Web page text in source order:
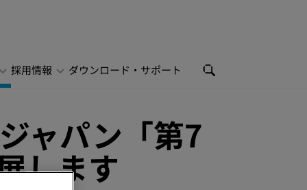
採用情報 ダウンロード・サポート
ャパン「第7
します